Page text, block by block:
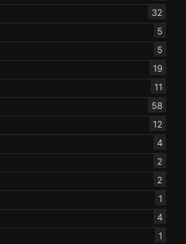
32
5
5
19
11
58
12
4
2
2
1
4
1